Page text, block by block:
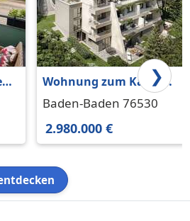
Wohnung zum Kaufen
in Baden-Baden
Baden-Baden 76530
2.980.000 €
❯